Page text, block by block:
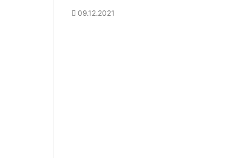
09.12.2021